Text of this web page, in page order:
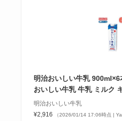
明治おいしい牛乳
おいしい牛乳 牛乳 ミルク
明治おいしい牛乳
¥2,916
（2026/01/14 17:06時点 |